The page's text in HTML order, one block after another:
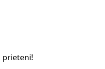
prieteni!